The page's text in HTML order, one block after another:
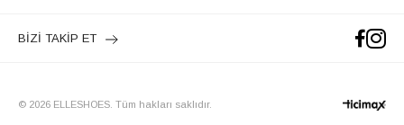
BİZİ TAKİP ET
© 2026 ELLESHOES. Tüm hakları saklıdır.